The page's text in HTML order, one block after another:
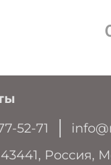
52-71
Россия,